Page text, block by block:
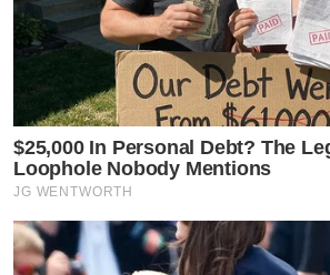
$25,000 In Personal Debt? The
Loophole Nobody Mentions
JG WENTWORTH